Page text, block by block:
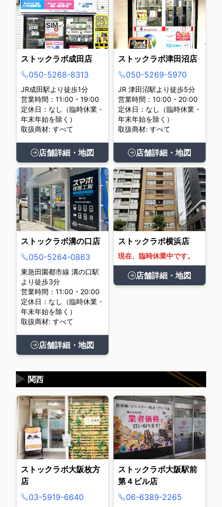
ストックラボ成田店
050-5268-8313
JR成田駅より徒歩1分
営業時間：11:00 - 19:00
定休日：なし（臨時休業・
年末年始を除く）
取扱商材: すべて
店舗詳細・地図
ストックラボ津田沼店
050-5269-5970
JR 津田沼駅より徒歩5分
営業時間：10:00 - 20:00
定休日：なし（臨時休業・
年末年始を除く）
取扱商材: すべて
店舗詳細・地図
ストックラボ溝の口店
050-5264-0863
東急田園都市線 溝の口駅
より徒歩3分
営業時間：11:00 - 20:00
定休日：なし（臨時休業・
年末年始を除く）
取扱商材: すべて
店舗詳細・地図
ストックラボ横浜店
現在、臨時休業中です。
店舗詳細・地図
関西
▶
ストックラボ大阪枚方
店
03-5919-6640
ストックラボ大阪駅前
第４ビル店
06-6389-2265